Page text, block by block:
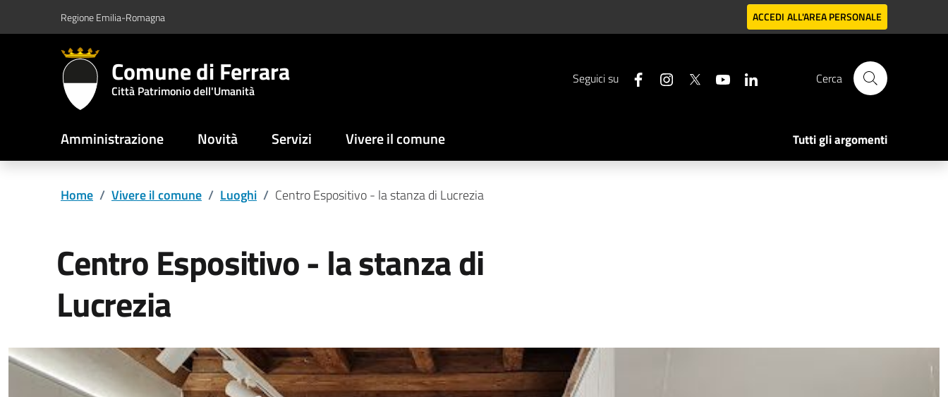
Vai al contenuto principale
Vai al footerRegione Emilia-Romagna ACCEDI ALL'AREA PERSONALE
Comune di Ferrara
Città Patrimonio dell'Umanità
Seguici su Cerca
Amministrazione Novità Servizi Vivere il comune Tutti gli argomenti
Home / Vivere il comune / Luoghi / Centro Espositivo - la stanza di Lucrezia
Centro Espositivo - la stanza di
Lucrezia